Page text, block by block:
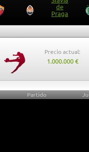
Precio actual:
1.000.000 €
Partido